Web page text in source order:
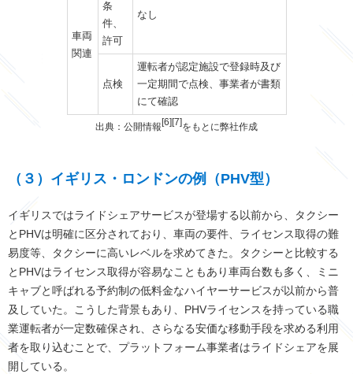
車両
関連
条
件、
許可
なし
点検
運転者が認定施設で登録時及び
一定期間で点検、事業者が書類
にて確認
出典：公開情報 [6][7]をもとに弊社作成
（３）イギリス・ロンドンの例（PHV型）
イギリスではライドシェアサービスが登場する以前から、タクシー
とPHVは明確に区分されており、車両の要件、ライセンス取得の難
易度等、タクシーに高いレベルを求めてきた。タクシーと比較する
とPHVはライセンス取得が容易なこともあり車両台数も多く、ミニ
キャブと呼ばれる予約制の低料金なハイヤーサービスが以前から普
及していた。こうした背景もあり、PHVライセンスを持っている職
業運転者が一定数確保され、さらなる安価な移動手段を求める利用
者を取り込むことで、プラットフォーム事業者はライドシェアを展
開している。